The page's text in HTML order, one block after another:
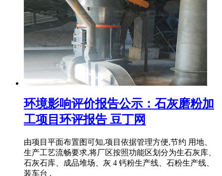
环境影响评价报告公示：石灰磨粉加
工项目环评报告 豆丁网
由项目平面布置图可知,项目依据管理方便,节约 用地、
生产工艺流畅要求,将厂区按照功能区划分为生石灰库、
石灰石库、成品堆场、灰 4 钙粉生产线、石粉生产线、
装车台 .